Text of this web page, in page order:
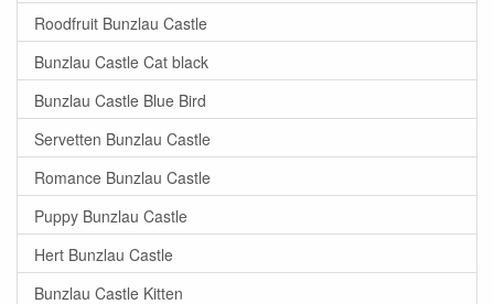
Roodfruit Bunzlau Castle
Bunzlau Castle Cat black
Bunzlau Castle Blue Bird
Servetten Bunzlau Castle
Romance Bunzlau Castle
Puppy Bunzlau Castle
Hert Bunzlau Castle
Bunzlau Castle Kitten